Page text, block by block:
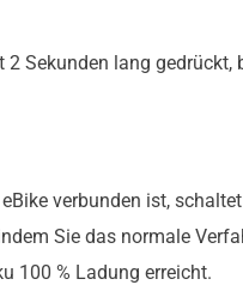
Sekunden lang
verbunden ist,
Sie das normale
100 % Ladung erreicht.